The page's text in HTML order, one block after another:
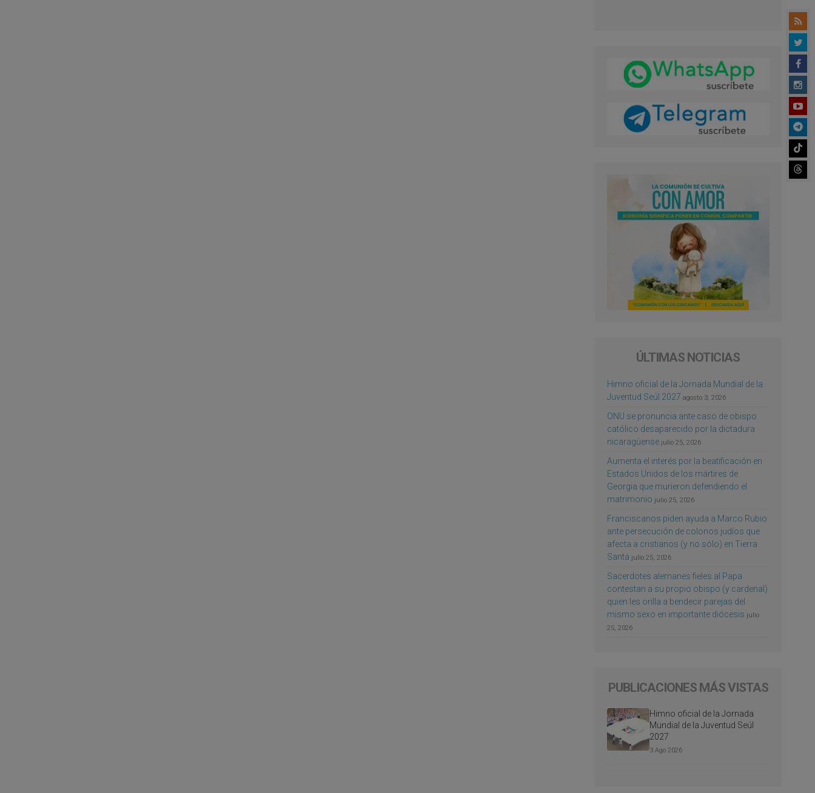
ÚLTIMAS NOTICIAS
Himno oficial de la Jornada Mundial de la
Juventud Seúl 2027 agosto 3, 2026
ONU se pronuncia ante caso de obispo
católico desaparecido por la dictadura
nicaragüense julio 25, 2026
Aumenta el interés por la beatificación en
Estados Unidos de los mártires de
Georgia que murieron defendiendo el
matrimonio julio 25, 2026
Franciscanos piden ayuda a Marco Rubio
ante persecución de colonos judíos que
afecta a cristianos (y no sólo) en Tierra
Santa julio 25, 2026
Sacerdotes alemanes fieles al Papa
contestan a su propio obispo (y cardenal)
quien les orilla a bendecir parejas del
mismo sexo en importante diócesis julio
25, 2026
PUBLICACIONES MÁS VISTAS
Himno oficial de la Jornada
Mundial de la Juventud Seúl
2027
3 Ago 2026